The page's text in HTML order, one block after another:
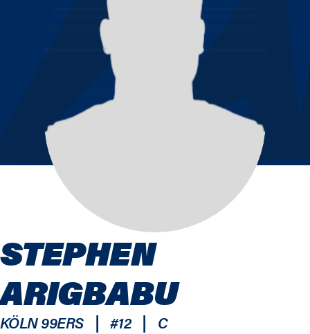
STEPHEN
ARIGBABU
KÖLN 99ERS | #12 | C